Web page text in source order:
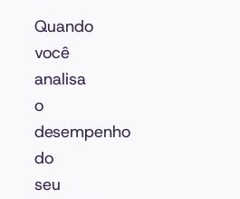
Quando
você
analisa
o
desempenho
do
seu